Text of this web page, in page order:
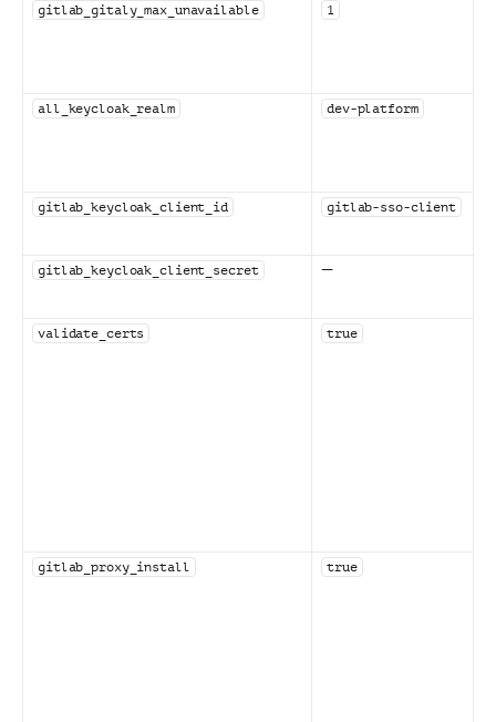
gitlab_gitaly_max_unavailable 1
all_keycloak_realm dev-platform
gitlab_keycloak_client_id gitlab-sso-client
gitlab_keycloak_client_secret —
validate_certs true
gitlab_proxy_install true